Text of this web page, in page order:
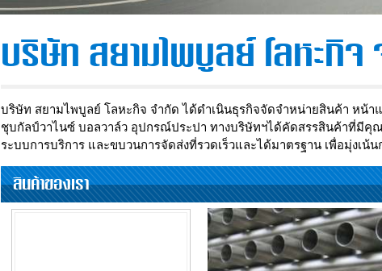
บริษัท สยามไพบูลย์ โลหะกิจ
บริษัท สยามไพบูลย์ โลหะกิจ จำกัด ได้ดำเนินธุรกิจจัดจำหน่ายสินค้า หน้
ชุบกัลป์วาไนซ์ บอลวาล์ว อุปกรณ์ประปา ทางบริษัทฯได้คัดสรรสินค้าที่มีคุ
ระบบการบริการ และขบวนการจัดส่งที่รวดเร็วและได้มาตรฐาน เพื่อมุ่งเน้
สินค้าของเรา